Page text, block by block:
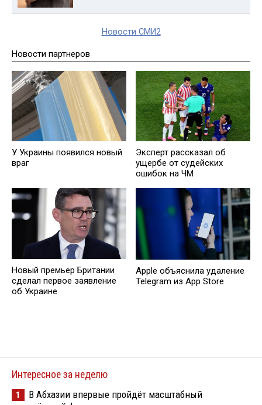
Новости СМИ2
Новости партнеров
У Украины появился новый
враг
Эксперт рассказал об
ущербе от судейских
ошибок на ЧМ
Новый премьер Британии
сделал первое заявление
об Украине
Apple объяснила удаление
Telegram из App Store
Интересное за неделю
1
В Абхазии впервые пройдёт масштабный